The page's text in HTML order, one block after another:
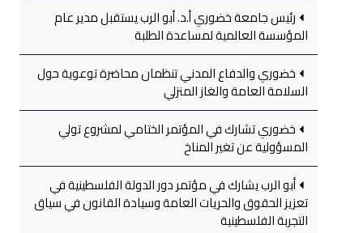
رئيس جامعة خضوري أ.د. أبو الرب يستقبل مدير عام
المؤسسة العالمية لمساعدة الطلبة
خضوري والدفاع المدني تنظمان محاضرة توعوية حول
السلامة العامة والغاز المنزلي
خضوري تشارك في المؤتمر الختامي لمشروع تولي
المسؤولية عن تغير المناخ
أبو الرب يشارك في مؤتمر دور الدولة الفلسطينية في
تعزيز الحقوق والحريات العامة وسيادة القانون في سياق
التجربة الفلسطينية